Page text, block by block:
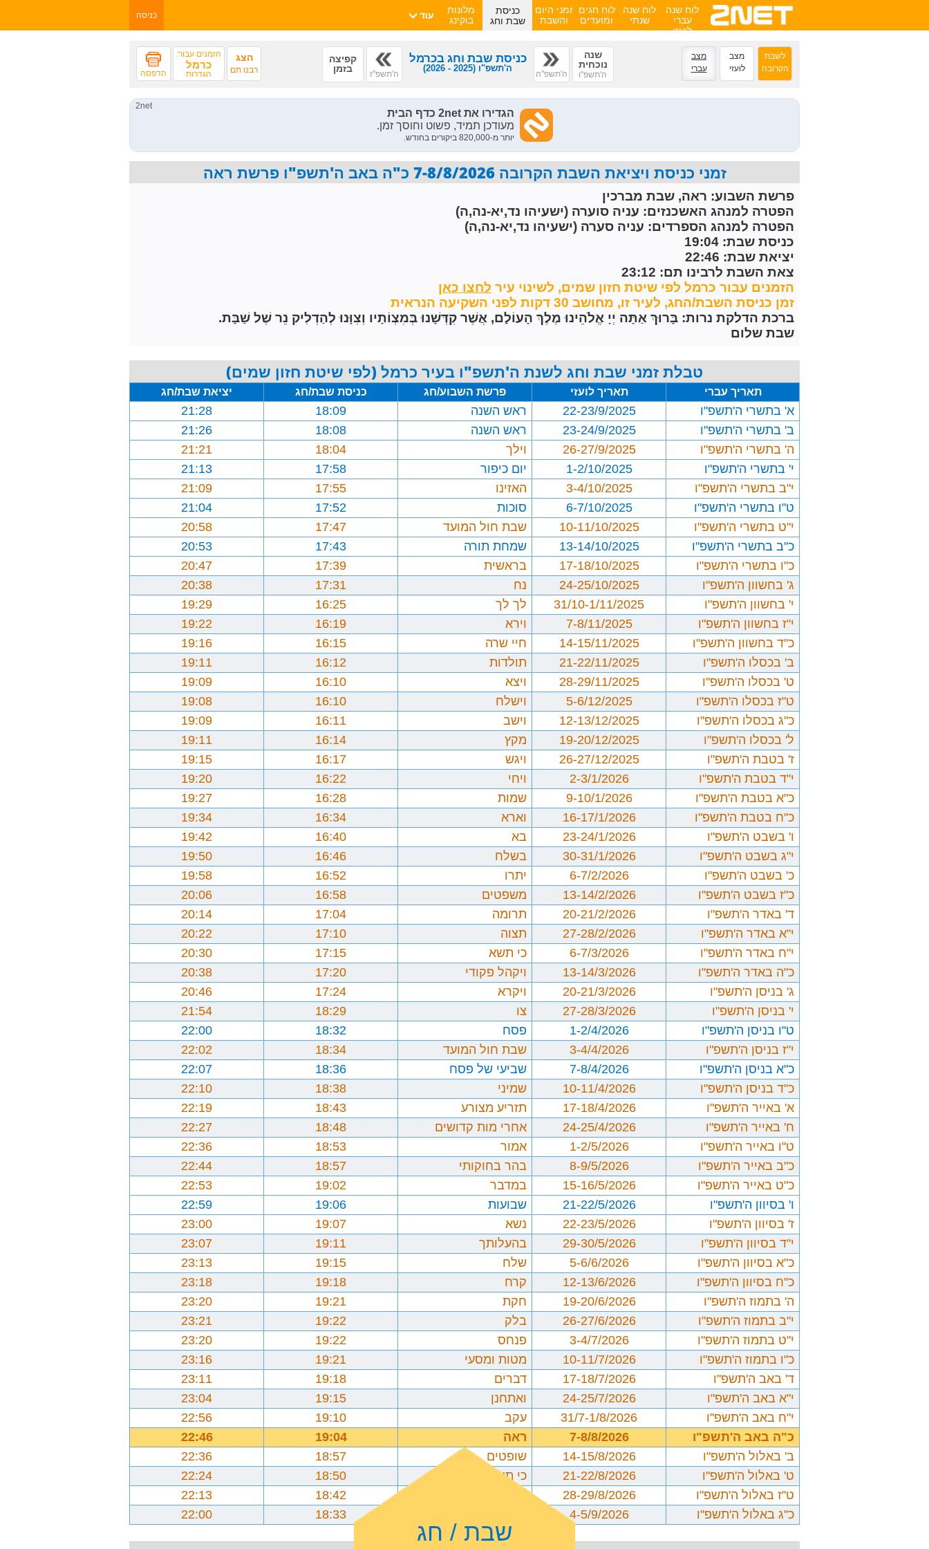
לוח שנה
עברי
לועזי
לוח שנה
שנתי
לוח חגים
ומועדים
זמני היום
והשבת
כניסת
שבת וחג
מלונות
בוקינג
עוד כניסה
לשבת
הקרובה
מצב
לועזי
מצב
עברי
הצג
רבנו תם
הזמנים עבור:
כרמל
הגדרות הדפסה
שנה
נוכחית
ה'תשפ"ו ה'תשפ"ה
כניסת שבת וחג בכרמל
ה'תשפ"ו (2025 - 2026)
ה'תשפ"ז
קפיצה
בזמן
זמני כניסת ויציאת השבת הקרובה 7-8/8/2026 כ"ה באב ה'תשפ"ו פרשת ראה
פרשת השבוע: ראה, שבת מברכין
הפטרה למנהג האשכנזים: עניה סוערה (ישעיהו נד,יא-נה,ה)
הפטרה למנהג הספרדים: עניה סערה (ישעיהו נד,יא-נה,ה)
כניסת שבת: 19:04
יציאת שבת: 22:46
צאת השבת לרבינו תם: 23:12
הזמנים עבור כרמל לפי שיטת חזון שמים, לשינוי עיר
זמן כניסת השבת/החג, לעיר זו, מחושב 30 דקות לפני השקיעה הנראית
ברכת הדלקת נרות: בָּרוּךְ אַתָּה יְיָ אֱלֹהֵינוּ מֶלֶךְ הָעוֹלָם, אֲשֶׁר קִדְּשָׁנוּ בְּמִצְוֹתָיו וְצִוָּנוּ לְהַדְלִיק נֵר שֶׁל שַׁבָּת.
שבת שלום
טבלת זמני שבת וחג לשנת ה'תשפ"ו בעיר כרמל (לפי שיטת חזון שמים)
תאריך עברי תאריך לועזי פרשת השבוע/חג כניסת שבת/חג יציאת שבת/חג
א' בתשרי ה'תשפ"ו 22-23/9/2025 ראש השנה 18:09
21:28
ב' בתשרי ה'תשפ"ו
23-24/9/2025 ראש השנה 18:08
21:26
ה' בתשרי ה'תשפ"ו
26-27/9/2025 וילך 18:04
21:21
י' בתשרי ה'תשפ"ו
1-2/10/2025 יום כיפור 17:58
21:13
י"ב בתשרי ה'תשפ"ו
3-4/10/2025 האזינו 17:55
21:09
ט"ו בתשרי ה'תשפ"ו
6-7/10/2025 סוכות 17:52
21:04
י"ט בתשרי ה'תשפ"ו
10-11/10/2025 שבת חול המועד 17:47
20:58
כ"ב בתשרי ה'תשפ"ו
13-14/10/2025 שמחת תורה 17:43
20:53
כ"ו בתשרי ה'תשפ"ו
17-18/10/2025 בראשית 17:39
20:47
ג' בחשוון ה'תשפ"ו
24-25/10/2025 נח 17:31
20:38
י' בחשוון ה'תשפ"ו
31/10-1/11/2025 לך לך 16:25
19:29
י"ז בחשוון ה'תשפ"ו
7-8/11/2025 וירא 16:19
19:22
כ"ד בחשוון ה'תשפ"ו
14-15/11/2025 חיי שרה 16:15
19:16
ב' בכסלו ה'תשפ"ו
21-22/11/2025 תולדות 16:12
19:11
ט' בכסלו ה'תשפ"ו
28-29/11/2025 ויצא 16:10
19:09
ט"ז בכסלו ה'תשפ"ו
5-6/12/2025 וישלח 16:10
19:08
כ"ג בכסלו ה'תשפ"ו
12-13/12/2025 וישב 16:11
19:09
ל' בכסלו ה'תשפ"ו
19-20/12/2025 מקץ 16:14
19:11
ז' בטבת ה'תשפ"ו
26-27/12/2025 ויגש 16:17
19:15
י"ד בטבת ה'תשפ"ו
2-3/1/2026 ויחי 16:22
19:20
כ"א בטבת ה'תשפ"ו
9-10/1/2026 שמות 16:28
19:27
כ"ח בטבת ה'תשפ"ו
16-17/1/2026 וארא 16:34
19:34
ו' בשבט ה'תשפ"ו
23-24/1/2026 בא 16:40
19:42
י"ג בשבט ה'תשפ"ו
30-31/1/2026 בשלח 16:46
19:50
כ' בשבט ה'תשפ"ו
6-7/2/2026 יתרו 16:52
19:58
כ"ז בשבט ה'תשפ"ו
13-14/2/2026 משפטים 16:58
20:06
ד' באדר ה'תשפ"ו
20-21/2/2026 תרומה 17:04
20:14
י"א באדר ה'תשפ"ו
27-28/2/2026 תצוה 17:10
20:22
י"ח באדר ה'תשפ"ו
6-7/3/2026 כי תשא 17:15
20:30
כ"ה באדר ה'תשפ"ו
13-14/3/2026 ויקהל פקודי 17:20
20:38
ג' בניסן ה'תשפ"ו
20-21/3/2026 ויקרא 17:24
20:46
י' בניסן ה'תשפ"ו
27-28/3/2026 צו 18:29
21:54
ט"ו בניסן ה'תשפ"ו
1-2/4/2026 פסח 18:32
22:00
י"ז בניסן ה'תשפ"ו
3-4/4/2026 שבת חול המועד 18:34
22:02
כ"א בניסן ה'תשפ"ו
7-8/4/2026 שביעי של פסח 18:36
22:07
כ"ד בניסן ה'תשפ"ו
10-11/4/2026 שמיני 18:38
22:10
א' באייר ה'תשפ"ו
17-18/4/2026 תזריע מצורע 18:43
22:19
ח' באייר ה'תשפ"ו
24-25/4/2026 אחרי מות קדושים 18:48
22:27
ט"ו באייר ה'תשפ"ו
1-2/5/2026 אמור 18:53
22:36
כ"ב באייר ה'תשפ"ו
8-9/5/2026 בהר בחוקותי 18:57
22:44
כ"ט באייר ה'תשפ"ו
15-16/5/2026 במדבר 19:02
22:53
ו' בסיוון ה'תשפ"ו
21-22/5/2026 שבועות 19:06
22:59
ז' בסיוון ה'תשפ"ו
22-23/5/2026 נשא 19:07
23:00
י"ד בסיוון ה'תשפ"ו
29-30/5/2026 בהעלותך 19:11
23:07
כ"א בסיוון ה'תשפ"ו
5-6/6/2026 שלח 19:15
23:13
כ"ח בסיוון ה'תשפ"ו
12-13/6/2026 קרח 19:18
23:18
ה' בתמוז ה'תשפ"ו
19-20/6/2026 חקת 19:21
23:20
י"ב בתמוז ה'תשפ"ו
26-27/6/2026 בלק 19:22
23:21
י"ט בתמוז ה'תשפ"ו
3-4/7/2026 פנחס 19:22
23:20
כ"ו בתמוז ה'תשפ"ו
10-11/7/2026 מטות ומסעי 19:21
23:16
ד' באב ה'תשפ"ו
17-18/7/2026 דברים 19:18
23:11
י"א באב ה'תשפ"ו
24-25/7/2026 ואתחנן 19:15
23:04
י"ח באב ה'תשפ"ו
31/7-1/8/2026 עקב 19:10
22:56
כ"ה באב ה'תשפ"ו
7-8/8/2026 ראה 19:04
22:46
ב' באלול ה'תשפ"ו
14-15/8/2026 שופטים 18:57
22:36
ט' באלול ה'תשפ"ו
21-22/8/2026 כי תצא 18:50
22:24
ט"ז באלול ה'תשפ"ו
28-29/8/2026
18:42
22:13
כ"ג באלול ה'תשפ"ו
4-5/9/2026
18:33
22:00
שבת / חג